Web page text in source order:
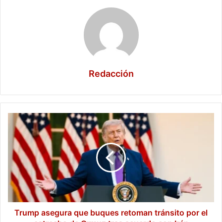
Redacción
Trump
asegura
que
buques
retoman
tránsito
por
el
estrecho
deTrump asegura que buques retoman tránsito por el